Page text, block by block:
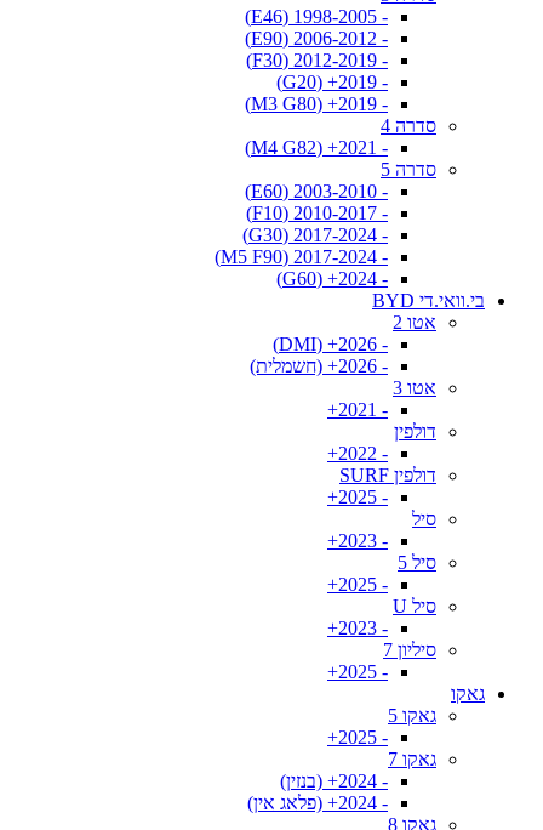
- 1998-2005 (E46)
- 2006-2012 (E90)
- 2012-2019 (F30)
- 2019+ (G20)
- 2019+ (M3 G80)
סדרה 4
- 2021+ (M4 G82)
סדרה 5
- 2003-2010 (E60)
- 2010-2017 (F10)
- 2017-2024 (G30)
- 2017-2024 (M5 F90)
- 2024+ (G60)
בי.וואי.די BYD
אטו 2
- 2026+ (DMI)
- 2026+ (חשמלית)
אטו 3
- 2021+
דולפין
- 2022+
דולפין SURF
- 2025+
סיל
- 2023+
סיל 5
- 2025+
סיל U
- 2023+
סיליון 7
- 2025+
גאקו
גאקו 5
- 2025+
גאקו 7
- 2024+ (בנזין)
- 2024+ (פלאג אין)
גאקו 8